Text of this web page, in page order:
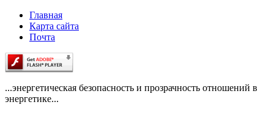
Главная
Карта сайта
Почта
...энергетическая безопасность и прозрачность отношений в
энергетике...